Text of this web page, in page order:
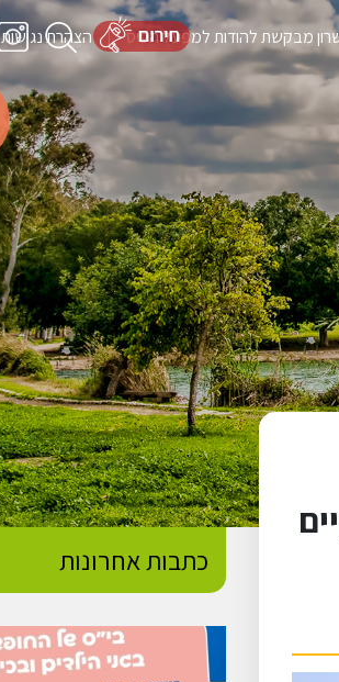
מבקשת להודות למפעל הפיס הצהרת נגישות
כתבות אחרונות